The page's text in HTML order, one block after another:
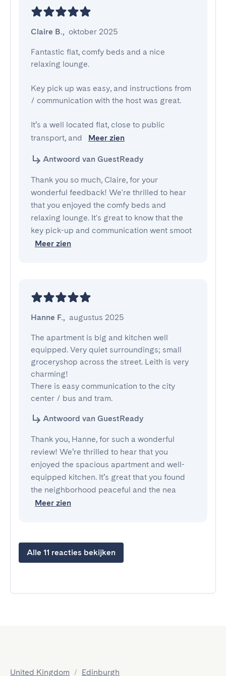
Claire B., oktober 2025
Fantastic flat, comfy beds and a nice
relaxing lounge.
Key pick up was easy, and instructions from
/ communication with the host was great.
It’s a well located flat, close to public
transport, and
Meer zien
Antwoord van GuestReady
Thank you so much, Claire, for your
wonderful feedback! We're thrilled to hear
that you enjoyed the comfy beds and
relaxing lounge. It's great to know that the
key pick-up and communication went smoot
Meer zien
Hanne F., augustus 2025
The apartment is big and kitchen well
equipped. Very quiet surroundings; small
groceryshop across the street. Leith is very
charming!
There is easy communication to the city
center / bus and tram.
Antwoord van GuestReady
Thank you, Hanne, for such a wonderful
review! We’re thrilled to hear that you
enjoyed the spacious apartment and well-
equipped kitchen. It’s great that you found
the neighborhood peaceful and the nea
Meer zien
Alle 11 reacties bekijken
United Kingdom / Edinburgh